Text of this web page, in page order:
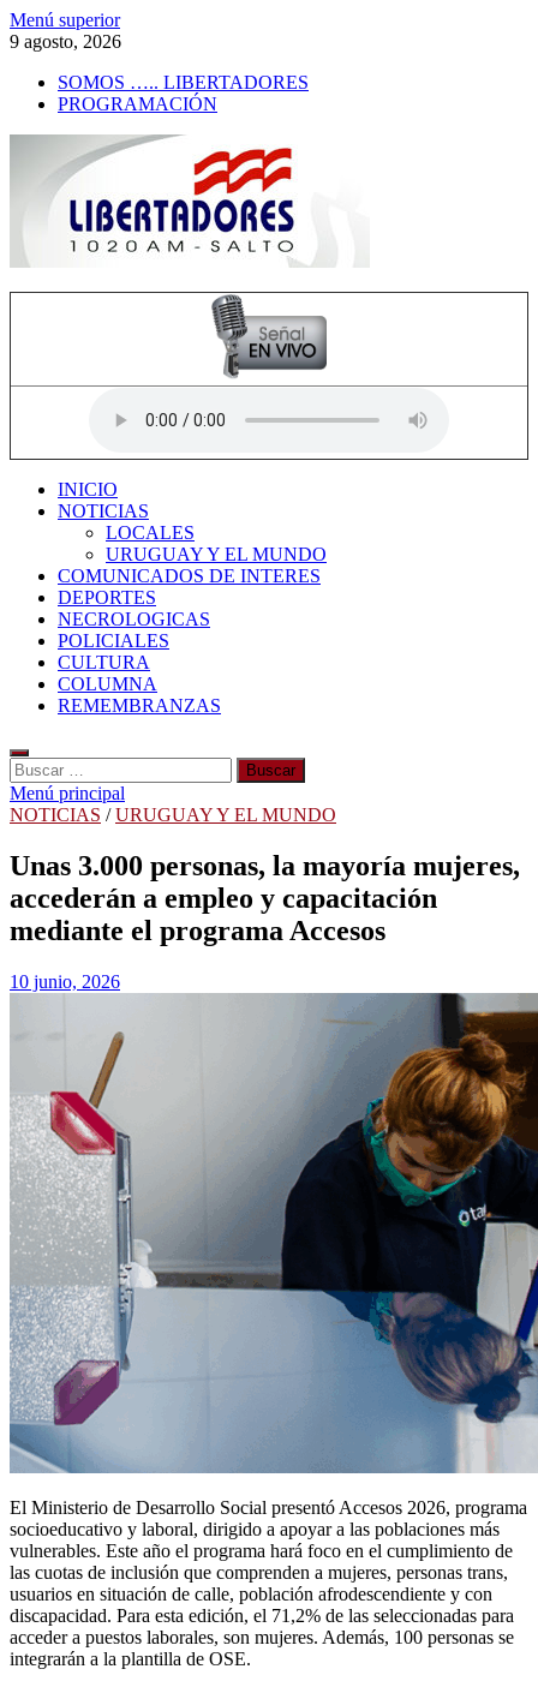
Saltar
al
Menú superior
9 agosto, 2026
SOMOS ….. LIBERTADORES
PROGRAMACIÓN
INICIO
NOTICIAS
LOCALES
URUGUAY Y EL MUNDO
COMUNICADOS DE INTERES
DEPORTES
NECROLOGICAS
POLICIALES
CULTURA
COLUMNA
REMEMBRANZAS
Buscar:
Menú principal
NOTICIAS /URUGUAY Y EL MUNDO
Unas 3.000 personas, la mayoría mujeres,
accederán a empleo y capacitación
mediante el programa Accesos
10 junio, 2026
El Ministerio de Desarrollo Social presentó Accesos 2026, programa
socioeducativo y laboral, dirigido a apoyar a las poblaciones más
vulnerables. Este año el programa hará foco en el cumplimiento de
las cuotas de inclusión que comprenden a mujeres, personas trans,
usuarios en situación de calle, población afrodescendiente y con
discapacidad. Para esta edición, el 71,2% de las seleccionadas para
acceder a puestos laborales, son mujeres. Además, 100 personas se
integrarán a la plantilla de OSE.